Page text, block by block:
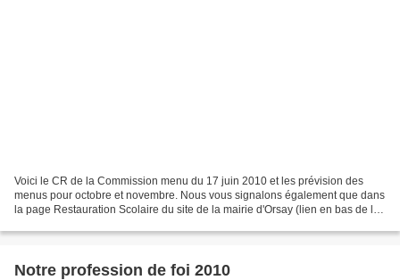
Voici le CR de la Commission menu du 17 juin 2010 et les prévision des
menus pour octobre et novembre. Nous vous signalons également que dans
la page Restauration Scolaire du site de la mairie d'Orsay (lien en bas de la
Notre profession de foi 2010